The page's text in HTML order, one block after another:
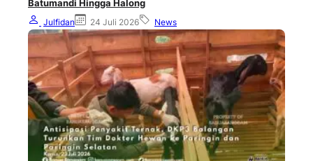
Batumandi Hingga Halong
Julfidan 24 Juli 2026 News